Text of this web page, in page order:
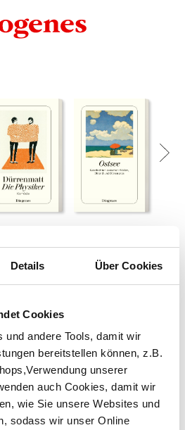
Details Über Cookies
Cookies
und andere Tools, damit wir
bereitstellen können, z.B.
unserer
auch Cookies, damit wir
wie Sie unsere Websites und
sodass wir unser Online